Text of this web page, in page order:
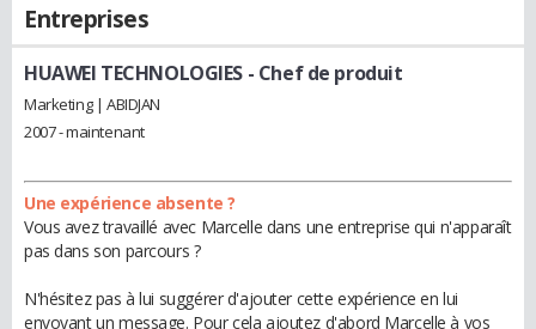
Entreprises
HUAWEI TECHNOLOGIES - Chef de produit
Marketing | ABIDJAN
2007 - maintenant
Une expérience absente ?
Vous avez travaillé avec Marcelle dans une entreprise qui n'apparaît
pas dans son parcours ?
N'hésitez pas à lui suggérer d'ajouter cette expérience en lui
envoyant un message. Pour cela ajoutez d'abord Marcelle à vos